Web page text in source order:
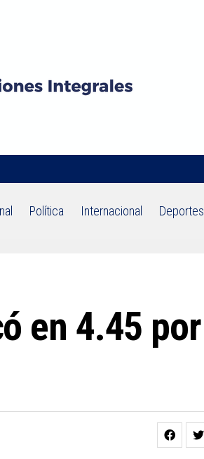
Política Internacional Deportes
en 4.45 por